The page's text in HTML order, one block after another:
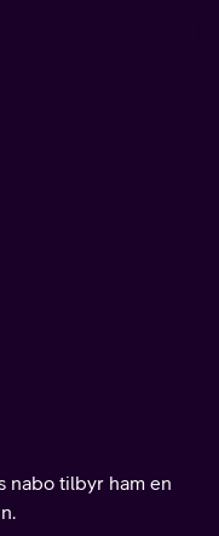
nabo tilbyr ham en